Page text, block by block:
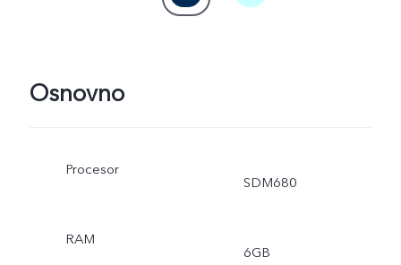
Osnovno
Procesor
SDM680
RAM
6GB